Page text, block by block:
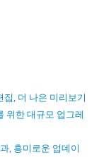
, 더 나은 미리보기
위한 대규모 업그레
, 흥미로운 업데이